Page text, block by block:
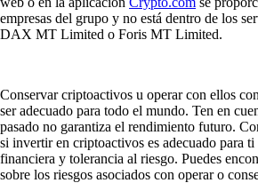
empresas del grupo y no está dentro de los
DAX MT Limited o Foris MT Limited.
Conservar criptoactivos u operar con ellos
ser adecuado para todo el mundo. Ten en
pasado no garantiza el rendimiento futuro.
si invertir en criptoactivos es adecuado para
financiera y tolerancia al riesgo. Puedes
sobre los riesgos asociados con operar o